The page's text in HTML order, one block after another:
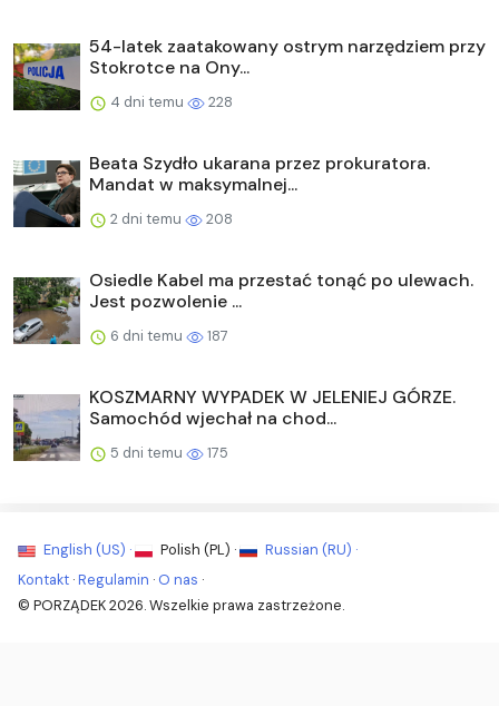
54-latek zaatakowany ostrym narzędziem przy
Stokrotce na Ony...
4 dni temu 228
Beata Szydło ukarana przez prokuratora.
Mandat w maksymalnej...
2 dni temu 208
Osiedle Kabel ma przestać tonąć po ulewach.
Jest pozwolenie ...
6 dni temu 187
KOSZMARNY WYPADEK W JELENIEJ GÓRZE.
Samochód wjechał na chod...
5 dni temu 175
English (US) · Polish (PL) ·
Russian (RU) ·
Kontakt ·Regulamin · O nas ·
© PORZĄDEK 2026. Wszelkie prawa zastrzeżone.